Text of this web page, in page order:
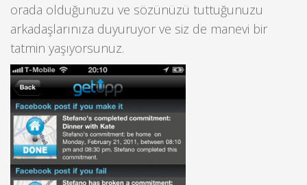
orada olduğunuzu ve sözünüzü tuttuğunuzu
arkadaşlarınıza duyuruyor ve siz de manevi bir
tatmin yaşıyorsunuz.